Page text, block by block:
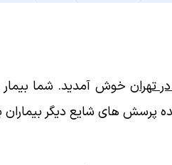
تهران خوش آمدید. شما بیمار
پرسش های شایع دیگر بیماران